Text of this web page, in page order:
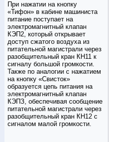
При нажатии на кнопку
«Тифон» в кабине машиниста
питание поступает на
электромагнитный клапан
КЭП2, который открывает
доступ сжатого воздуха из
питательной магистрали через
разобщительный кран КН11 к
сигналу большой громкости.
Также по аналогии с нажатием
на кнопку «Свисток»
образуется цепь питания на
электромагнитный клапан
КЭПЗ, обеспечивая сообщение
питательной магистрали через
разобщительный кран КН12 с
сигналом малой громкости.